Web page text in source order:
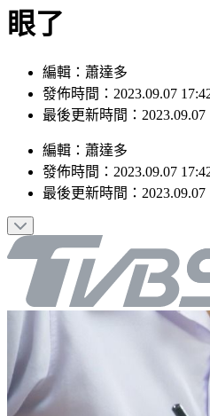
眼了
編輯：蕭達多
發佈時間：2023.09.07
最後更新時間：2023.09.07
編輯 ： 蕭達多
發佈時間： 2023.09.07
最後更新時間： 2023.09.07